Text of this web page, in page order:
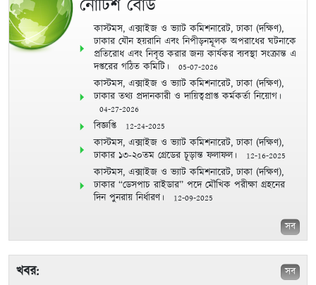
নোটিশ বোর্ড
কাস্টমস, এক্সাইজ ও ভ্যাট কমিশনারেট, ঢাকা (দক্ষিণ),
ঢাকার যৌন হয়রানি এবং নিপীড়নমূলক অপরাধের ঘটনাকে
প্রতিরোধ এবং নিবৃত্ত করার জন্য কার্যকর ব্যবস্থা সংক্রান্ত এ
দপ্তরের গঠিত কমিটি।
05-07-2026
কাস্টমস, এক্সাইজ ও ভ্যাট কমিশনারেট, ঢাকা (দক্ষিণ),
ঢাকার তথ্য প্রদানকারী ও দায়িত্বপ্রাপ্ত কর্মকর্তা নিয়োগ।
04-27-2026
বিজ্ঞপ্তি 12-24-2025
কাস্টমস, এক্সাইজ ও ভ্যাট কমিশনারেট, ঢাকা (দক্ষিণ),
ঢাকার ১৩-২০তম গ্রেডের চূড়ান্ত ফলাফল।
12-16-2025
কাস্টমস, এক্সাইজ ও ভ্যাট কমিশনারেট, ঢাকা (দক্ষিণ),
ঢাকার “ডেসপাচ রাইডার” পদে মৌখিক পরীক্ষা গ্রহনের
দিন পুনরায় নির্ধারণ।
12-09-2025
সব
খবর: সব